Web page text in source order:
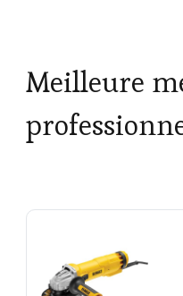
Meilleure